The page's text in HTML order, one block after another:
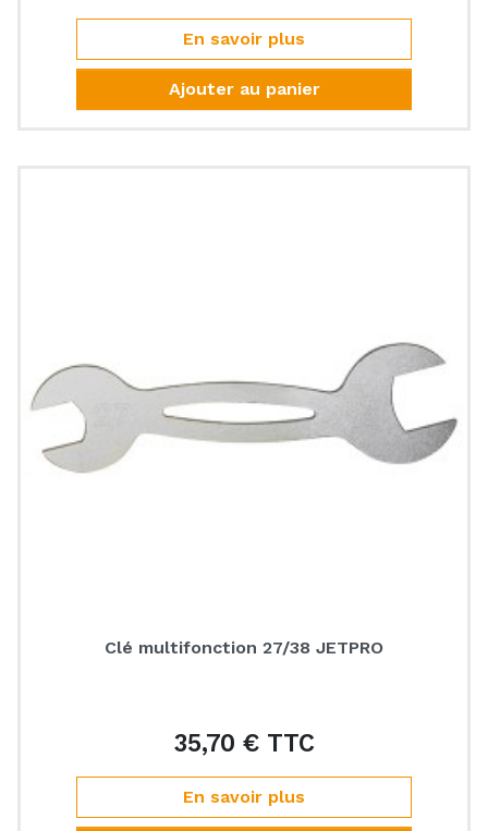
En savoir plus
Ajouter au panier
Clé multifonction 27/38 JETPRO
35,70 € TTC
En savoir plus